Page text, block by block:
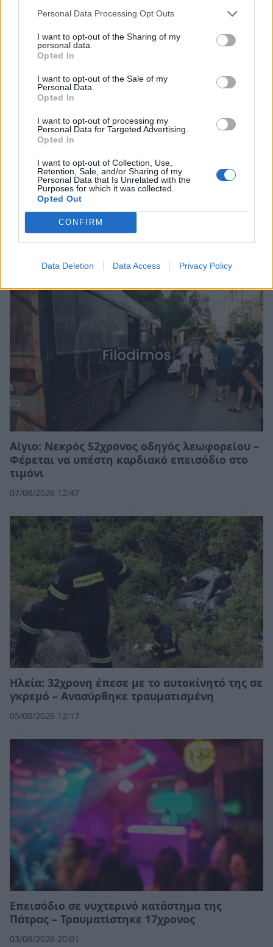
Personal Data Processing Opt Outs
I want to opt-out of the Sharing of my
personal data.
Opted In
I want to opt-out of the Sale of my
Personal Data.
Opted In
I want to opt-out of processing my
Personal Data for Targeted Advertising.
Opted In
I want to opt-out of Collection, Use,
Retention, Sale, and/or Sharing of my
Personal Data that Is Unrelated with the
Purposes for which it was collected.
Opted Out
CONFIRM
Data Deletion Data Access Privacy Policy
Πυροσβεστικής
09/08/2026 18:35
Ελαφόνησος: Τραυματίστηκε 73χρονος Ιταλός
μετά από πτώση από σκάφος
Αίγιο: Νεκρός 52χρονος οδηγός λεωφορείου –
Φέρεται να υπέστη καρδιακό επεισόδιο στο
τιμόνι
07/08/2026 12:47
Ηλεία: 32χρονη έπεσε με το αυτοκίνητό της σε
γκρεμό – Ανασύρθηκε τραυματισμένη
05/08/2026 12:17
Επεισόδιο σε νυχτερινό κατάστημα της
Πάτρας – Τραυματίστηκε 17χρονος
03/08/2026 20:01